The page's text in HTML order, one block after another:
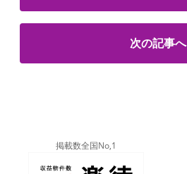
次の記事へ
掲載数全国No,1